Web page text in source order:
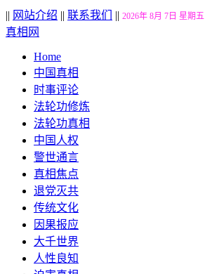
|| 网站介绍 || 联系我们 || 2026年 8月 7日 星期五
真相网
Home
中国真相
时事评论
法轮功修炼
法轮功真相
中国人权
警世通言
真相焦点
退党灭共
传统文化
因果报应
大千世界
人性良知